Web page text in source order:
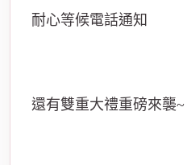
耐心等候電話通知
還有雙重大禮重磅來襲~